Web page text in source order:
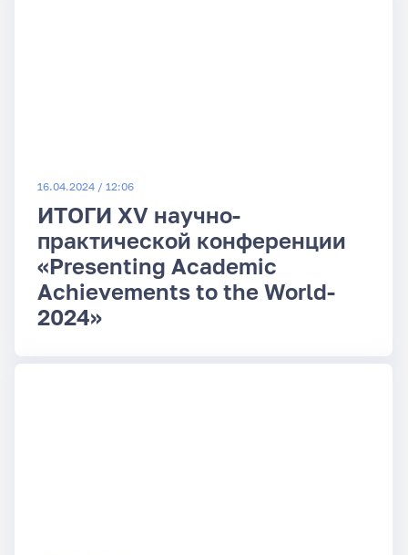
16.04.2024 / 12:06
ИТОГИ XV научно-
практической конференции
«Presenting Academic
Achievements to the World-
2024»